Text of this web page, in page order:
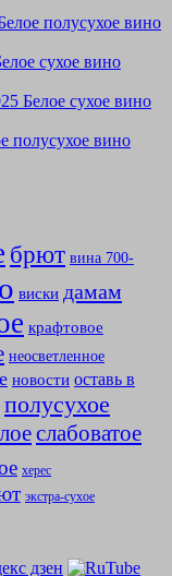
полусухое вино
сухое вино
Белое сухое вино
полусухое вино
брют вина 700-
виски дамам
крафтовое
неосветленное
новости оставь в
полусухое
слабоватое
херес
экстра-сухое